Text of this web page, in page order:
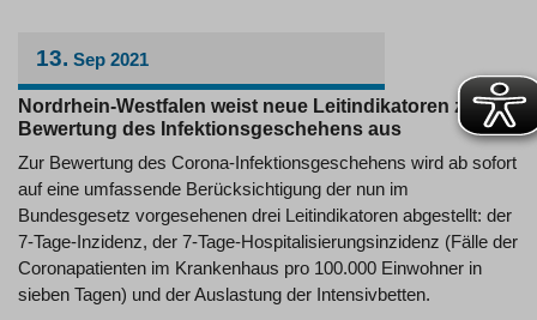
13. Sep 2021
Nordrhein-Westfalen weist neue Leitindikatoren zur
Bewertung des Infektionsgeschehens aus
Zur Bewertung des Corona-Infektionsgeschehens wird ab sofort
auf eine umfassende Berücksichtigung der nun im
Bundesgesetz vorgesehenen drei Leitindikatoren abgestellt: der
7-Tage-Inzidenz, der 7-Tage-Hospitalisierungsinzidenz (Fälle der
Coronapatienten im Krankenhaus pro 100.000 Einwohner in
sieben Tagen) und der Auslastung der Intensivbetten.